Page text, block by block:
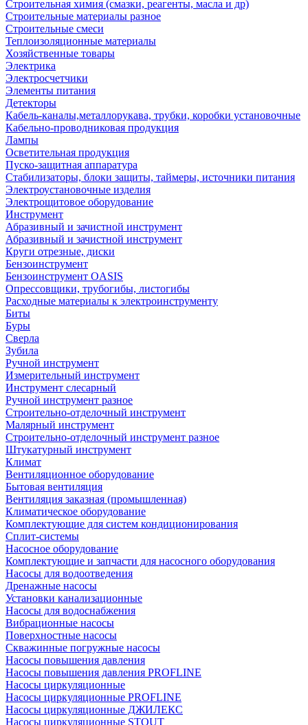
Строительная химия (смазки, реагенты, масла и др)
Строительные материалы разное
Строительные смеси
Теплоизоляционные материалы
Хозяйственные товары
Электрика
Электросчетчики
Элементы питания
Детекторы
Кабель-каналы,металлорукава, трубки, коробки установочные
Кабельно-проводниковая продукция
Лампы
Осветительная продукция
Пуско-защитная аппаратура
Стабилизаторы, блоки защиты, таймеры, источники питания
Электроустановочные изделия
Электрощитовое оборудование
Инструмент
Абразивный и зачистной инструмент
Абразивный и зачистной инструмент
Круги отрезные, диски
Бензоинструмент
Бензоинструмент OASIS
Опрессовщики, трубогибы, листогибы
Расходные материалы к электроинструменту
Биты
Буры
Сверла
Зубила
Ручной инструмент
Измерительный инструмент
Инструмент слесарный
Ручной инструмент разное
Строительно-отделочный инструмент
Малярный инструмент
Строительно-отделочный инструмент разное
Штукатурный инструмент
Климат
Вентиляционное оборудование
Бытовая вентиляция
Вентиляция заказная (промышленная)
Климатическое оборудование
Комплектующие для систем кондиционирования
Сплит-системы
Насосное оборудование
Комплектующие и запчасти для насосного оборудования
Насосы для водоотведения
Дренажные насосы
Установки канализационные
Насосы для водоснабжения
Вибрационные насосы
Поверхностные насосы
Скважинные погружные насосы
Насосы повышения давления
Насосы повышения давления PROFLINE
Насосы циркуляционные
Насосы циркуляционные PROFLINE
Насосы циркуляционные ДЖИЛЕКС
Насосы циркуляционные STOUT